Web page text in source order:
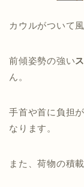
カウルがついて
前傾姿勢の強い
ん。
手首や首に負担
なります。
また、荷物の積